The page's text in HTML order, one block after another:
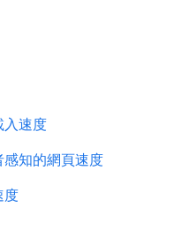
入速度
知的網頁速度
度